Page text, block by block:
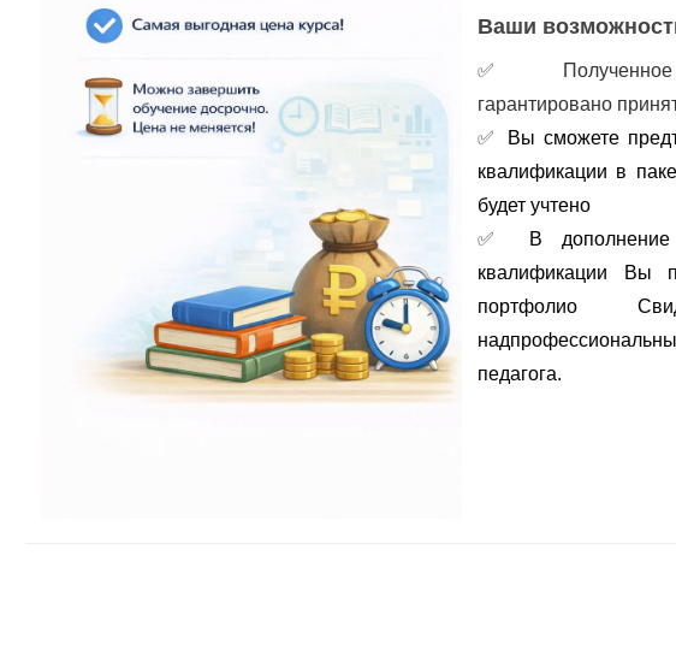
Ваши
✅
гарантировано
✅
Вы сможете
квалификации в
будет учтено
✅
В
портфолио
педагога.